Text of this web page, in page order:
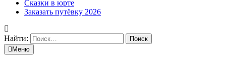
Сказки в юрте
Заказать путёвку 2026
Найти:
Меню